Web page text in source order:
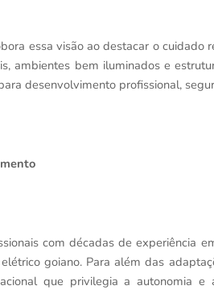
essa visão ao destacar o
ambientes bem iluminados e
desenvolvimento profissional,
com décadas de experiência
goiano. Para além das
que privilegia a autonomia